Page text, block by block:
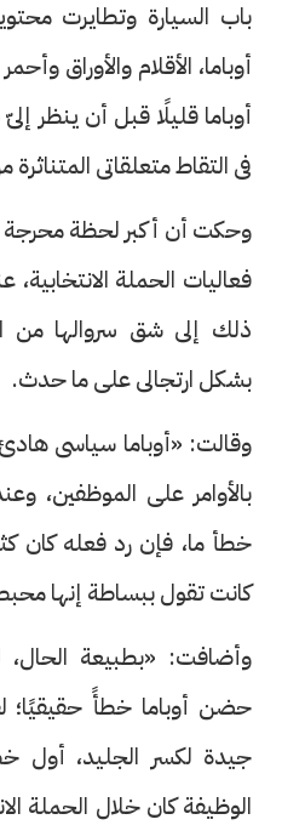
باب السيارة وتطايرت
أوباما، الأقلام والأوراق
أوباما قليلًا قبل أن ينظر
فى التقاط متعلقاتى
وحكت أن أكبر لحظة
فعاليات الحملة
ذلك إلى شق سروالها من
بشكل ارتجالى على ما حدث.
وقالت: «أوباما سياسى
بالأوامر على الموظفين،
خطأ ما، فإن رد فعله كان
كانت تقول ببساطة إنها
وأضافت: «بطبيعة
حضن أوباما خطأً حقيقيًا؛
جيدة لكسر الجليد، أول
الوظيفة كان خلال الحملة